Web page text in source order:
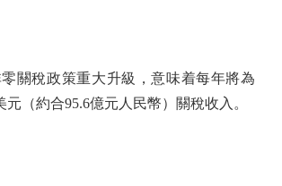
稅政策重大升級，意味着每年將為
元（約合95.6億元人民幣）關稅收入。